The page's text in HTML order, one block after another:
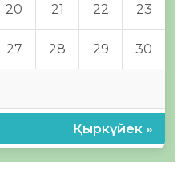
20 21 22 23
27 28 29 30
Қыркүйек »